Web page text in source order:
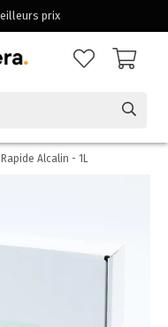
prix
vos questions
Alcalin - 1L